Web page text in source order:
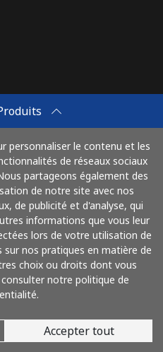
personnaliser le contenu et les
de réseaux sociaux
partageons également des
de notre site avec nos
de publicité et d'analyse, qui
informations que vous leur
lors de votre utilisation de
sur nos pratiques en matière de
choix ou droits dont vous
notre politique de
Accepter tout
avec